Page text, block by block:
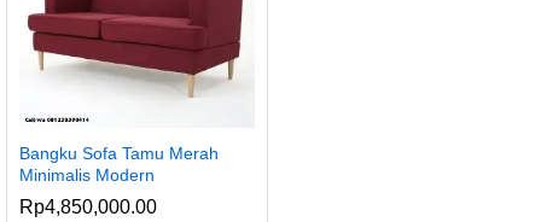
Bangku Sofa Tamu Merah
Minimalis Modern
Rp4,850,000.00